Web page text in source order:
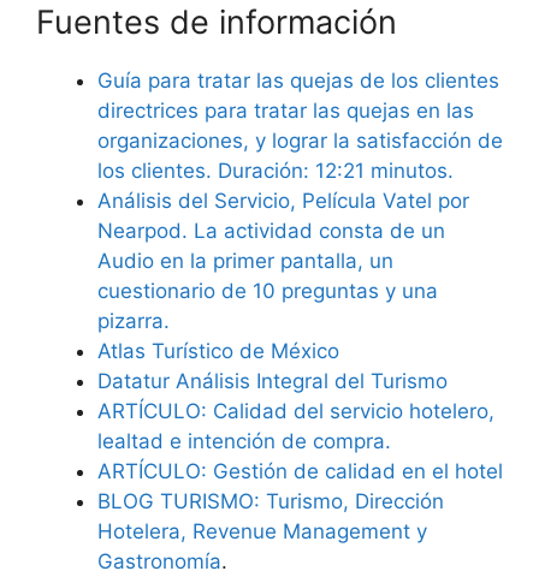
Fuentes de información
Guía para tratar las quejas de los clientes
directrices para tratar las quejas en las
organizaciones, y lograr la satisfacción de
los clientes. Duración: 12:21 minutos.
Análisis del Servicio, Película Vatel por
Nearpod. La actividad consta de un
Audio en la primer pantalla, un
cuestionario de 10 preguntas y una
pizarra.
Atlas Turístico de México
Datatur Análisis Integral del Turismo
ARTÍCULO: Calidad del servicio hotelero,
lealtad e intención de compra.
ARTÍCULO: Gestión de calidad en el hotel
BLOG TURISMO: Turismo, Dirección
Hotelera, Revenue Management y
Gastronomía.